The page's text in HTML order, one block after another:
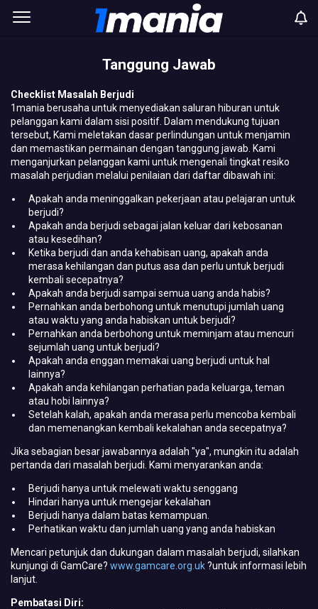
Tanggung Jawab
Checklist Masalah Berjudi
1mania berusaha untuk menyediakan saluran hiburan untuk
pelanggan kami dalam sisi positif. Dalam mendukung tujuan
tersebut, Kami meletakan dasar perlindungan untuk menjamin
dan memastikan permainan dengan tanggung jawab. Kami
menganjurkan pelanggan kami untuk mengenali tingkat resiko
masalah perjudian melalui penilaian dari daftar dibawah ini:
Apakah anda meninggalkan pekerjaan atau pelajaran untuk
berjudi?
Apakah anda berjudi sebagai jalan keluar dari kebosanan
atau kesedihan?
Ketika berjudi dan anda kehabisan uang, apakah anda
merasa kehilangan dan putus asa dan perlu untuk berjudi
kembali secepatnya?
Apakah anda berjudi sampai semua uang anda habis?
Pernahkan anda berbohong untuk menutupi jumlah uang
atau waktu yang anda habiskan untuk berjudi?
Pernahkan anda berbohong untuk meminjam atau mencuri
sejumlah uang untuk berjudi?
Apakah anda enggan memakai uang berjudi untuk hal
lainnya?
Apakah anda kehilangan perhatian pada keluarga, teman
atau hobi lainnya?
Setelah kalah, apakah anda merasa perlu mencoba kembali
dan memenangkan kembali kekalahan anda secepatnya?
Jika sebagian besar jawabannya adalah "ya", mungkin itu adalah
pertanda dari masalah berjudi. Kami menyarankan anda:
Berjudi hanya untuk melewati waktu senggang
Hindari hanya untuk mengejar kekalahan
Berjudi hanya dalam batas kemampuan.
Perhatikan waktu dan jumlah uang yang anda habiskan
Mencari petunjuk dan dukungan dalam masalah berjudi, silahkan
kunjungi di GamCare? www.gamcare.org.uk?untuk informasi lebih
lanjut.
Pembatasi Diri: